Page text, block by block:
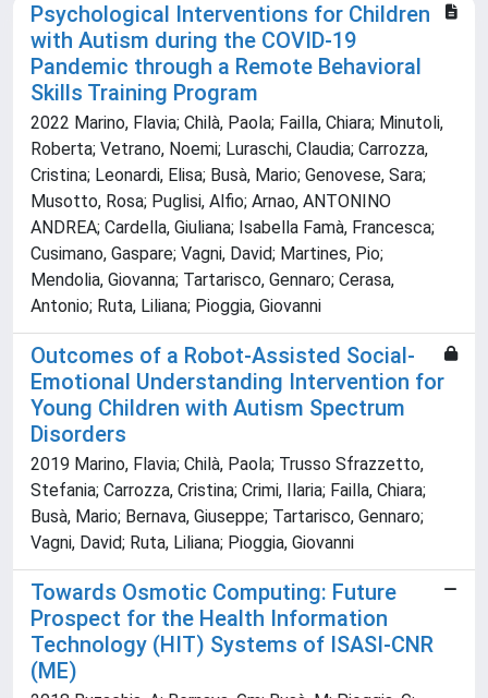
Psychological Interventions for Children
with Autism during the COVID-19
Pandemic through a Remote Behavioral
Skills Training Program
2022 Marino, Flavia; Chilà, Paola; Failla, Chiara; Minutoli,
Roberta; Vetrano, Noemi; Luraschi, Claudia; Carrozza,
Cristina; Leonardi, Elisa; Busà, Mario; Genovese, Sara;
Musotto, Rosa; Puglisi, Alfio; Arnao, ANTONINO
ANDREA; Cardella, Giuliana; Isabella Famà, Francesca;
Cusimano, Gaspare; Vagni, David; Martines, Pio;
Mendolia, Giovanna; Tartarisco, Gennaro; Cerasa,
Antonio; Ruta, Liliana; Pioggia, Giovanni
Outcomes of a Robot-Assisted Social-
Emotional Understanding Intervention for
Young Children with Autism Spectrum
Disorders
2019 Marino, Flavia; Chilà, Paola; Trusso Sfrazzetto,
Stefania; Carrozza, Cristina; Crimi, Ilaria; Failla, Chiara;
Busà, Mario; Bernava, Giuseppe; Tartarisco, Gennaro;
Vagni, David; Ruta, Liliana; Pioggia, Giovanni
Towards Osmotic Computing: Future
Prospect for the Health Information
Technology (HIT) Systems of ISASI-CNR
(ME)